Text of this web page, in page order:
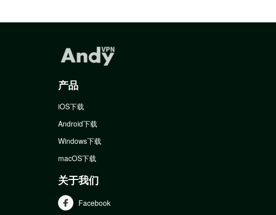
产品
iOS下载
Android下载
Windows下载
macOS下载
关于我们
Facebook